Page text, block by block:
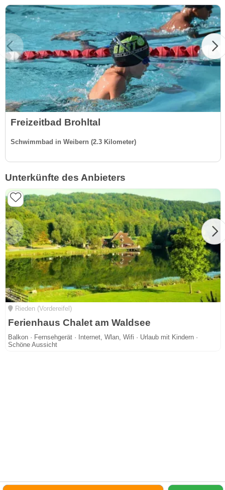
Freizeitbad Brohltal
Schwimmbad in Weibern (2.3 Kilometer)
Unterkünfte des Anbieters
Rieden (Vordereifel)
Ferienhaus Chalet am Waldsee
Balkon · Fernsehgerät · Internet, Wlan, Wifi · Urlaub mit Kindern ·
Schöne Aussicht